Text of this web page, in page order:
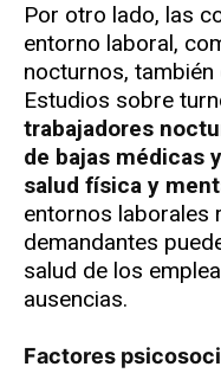
Por otro lado, las
entorno laboral,
nocturnos,
Estudios sobre
trabajadores
de bajas médicas
salud física y
entornos laborales
demandantes
salud de los
ausencias.
Factores